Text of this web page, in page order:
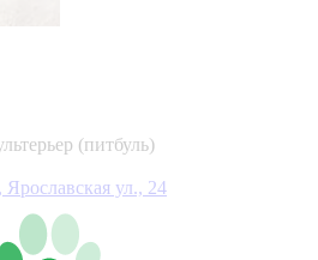
(питбуль)
ул., 24